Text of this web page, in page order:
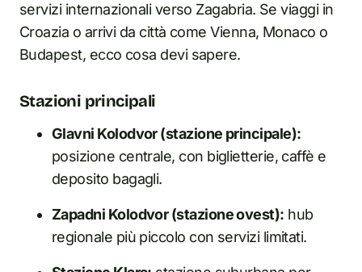
servizi internazionali verso Zagabria. Se viaggi in
Croazia o arrivi da città come Vienna, Monaco o
Budapest, ecco cosa devi sapere.
Stazioni principali
Glavni Kolodvor (stazione principale):
posizione centrale, con biglietterie, caffè e
deposito bagagli.
Zapadni Kolodvor (stazione ovest): hub
regionale più piccolo con servizi limitati.